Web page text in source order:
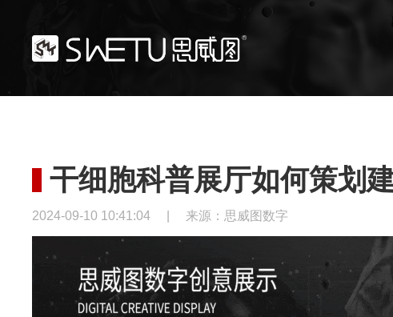
干细胞科普展厅如何策划
2024-09-10 10:41:04 来源：思威图数字